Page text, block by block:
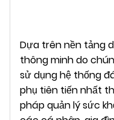
Dựa trên nền tảng
thông minh do
sử dụng hệ thống
phụ tiên tiến nhất
pháp quản lý sức